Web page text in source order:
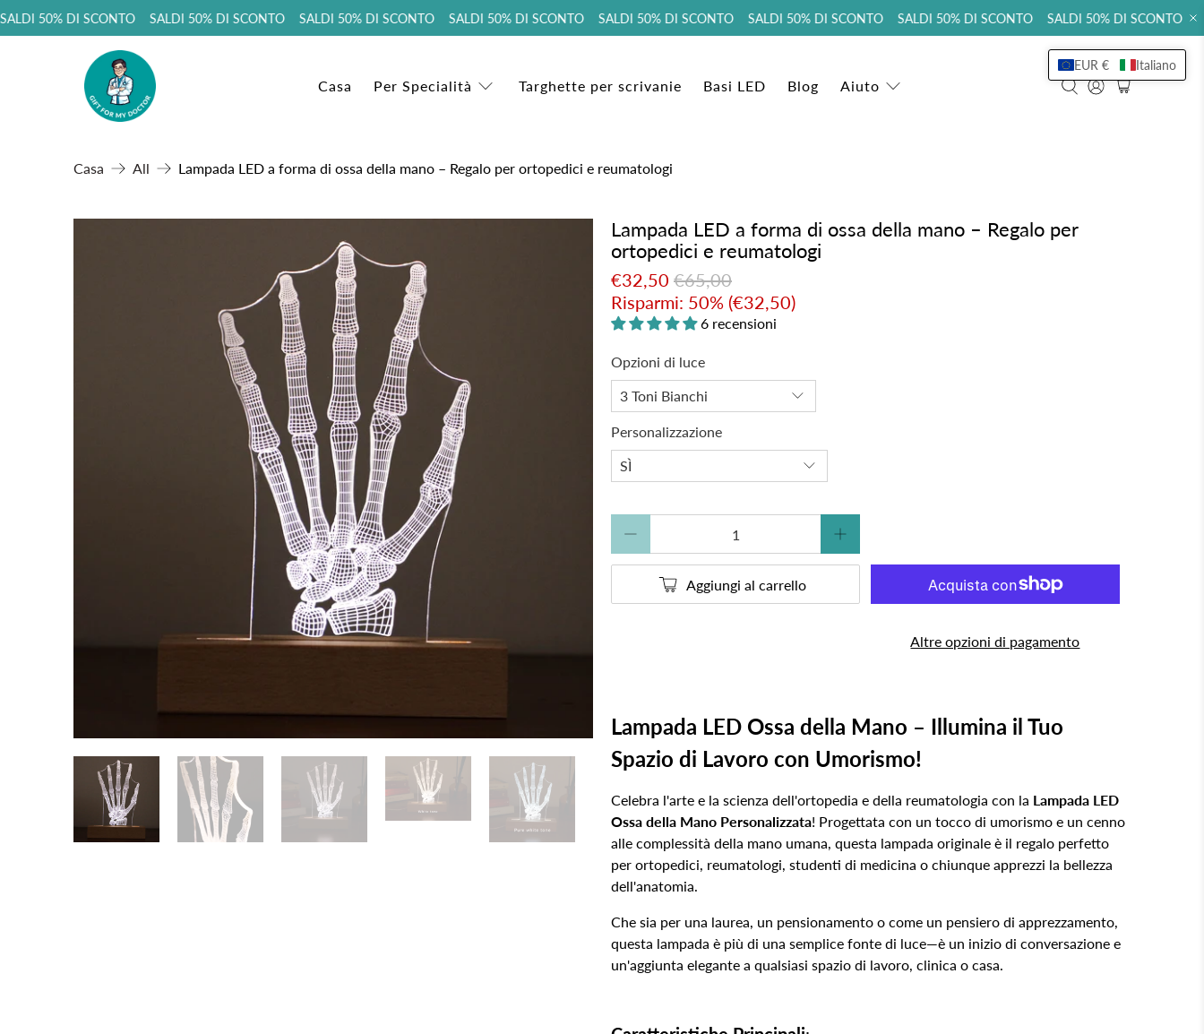
50% DI SCONTO SALDI 50% DI SCONTO SALDI 50% DI SCONTO SALDI 50% DI SCONTO SALDI 50% DI SCONTO SALDI 50% DI SCONTO SALDI 50% DI SCONTO SALDI 50% DI
Casa Per Specialità Targhette per scrivanie Basi LED Blog Aiuto
Casa All Lampada LED a forma di ossa della mano – Regalo per ortopedici e reumatologi
Lampada LED a forma di ossa della mano – Regalo per
ortopedici e reumatologi
€32,50 €65,00
Risparmi: 50% (€32,50)
6 recensioni
Opzioni di luce
Personalizzazione
Aggiungi al carrello
Altre opzioni di pagamento
Lampada LED Ossa della Mano – Illumina il Tuo
Spazio di Lavoro con Umorismo!
Celebra l'arte e la scienza dell'ortopedia e della reumatologia con la Lampada LED
Ossa della Mano Personalizzata! Progettata con un tocco di umorismo e un cenno
alle complessità della mano umana, questa lampada originale è il regalo perfetto
per ortopedici, reumatologi, studenti di medicina o chiunque apprezzi la bellezza
dell'anatomia.
Che sia per una laurea, un pensionamento o come un pensiero di apprezzamento,
questa lampada è più di una semplice fonte di luce—è un inizio di conversazione e
un'aggiunta elegante a qualsiasi spazio di lavoro, clinica o casa.
EUR € Italiano